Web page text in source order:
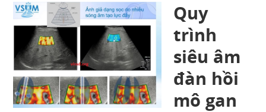
Quy
trình
siêu âm
đàn hồi
mô gan